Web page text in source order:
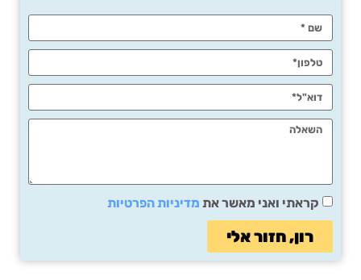
קראתי ואני מאשר את מדיניות הפרטיות
רון, חזור אלי